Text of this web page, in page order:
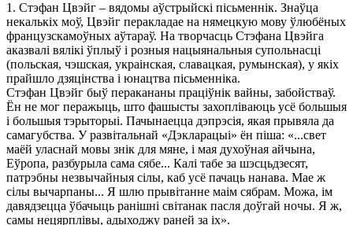
1. Стэфан Цвэйг – вядомы аўстрыйскі пісьменнік. Знаўца
некалькіх моў, Цвэйг перакладае на нямецкую мову ўлюбёных
французскамоўных аўтараў. На творчасць Стэфана Цвэйга
аказвалі вялікі ўплыў і розныя нацыянальныя супольнасці
(польская, чэшская, украінская, славацкая, румынская), у якіх
прайшло дзяцінства і юнацтва пісьменніка.
Стэфан Цвэйг быў перакананы праціўнік вайны, забойстваў.
Ён не мог перажыць, што фашысты захопліваюць усё большыя
і большыя тэрыторыі. Пачынаецца дэпрэсія, якая прывяла да
самагубства. У развітальнай «Дэкларацыі» ён піша: «...свет
маёй уласнай мовы знік для мяне, і мая духоўная айчына,
Еўропа, разбурыла сама сябе... Калі табе за шэсцьдзесят,
патрэбны незвычайныя сілы, каб усё пачаць нанава. Мае ж
сілы вычарпаны... Я шлю прывітанне маім сябрам. Можа, ім
давядзецца ўбачыць ранішні світанак пасля доўгай ночы. Я ж,
самы нецярплівы, адыходжу раней за іх».